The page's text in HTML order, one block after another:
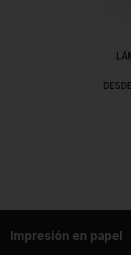
Impresión en papel